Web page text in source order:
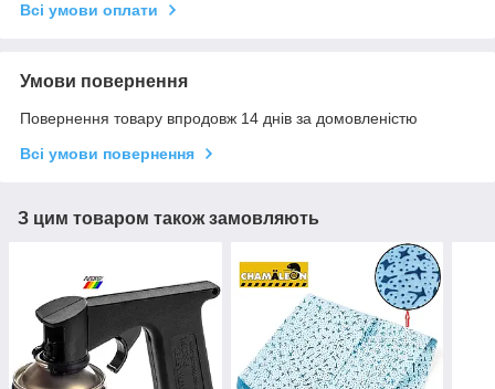
Всі умови оплати
Умови повернення
Повернення товару впродовж 14 днів за домовленістю
Всі умови повернення
З цим товаром також замовляють